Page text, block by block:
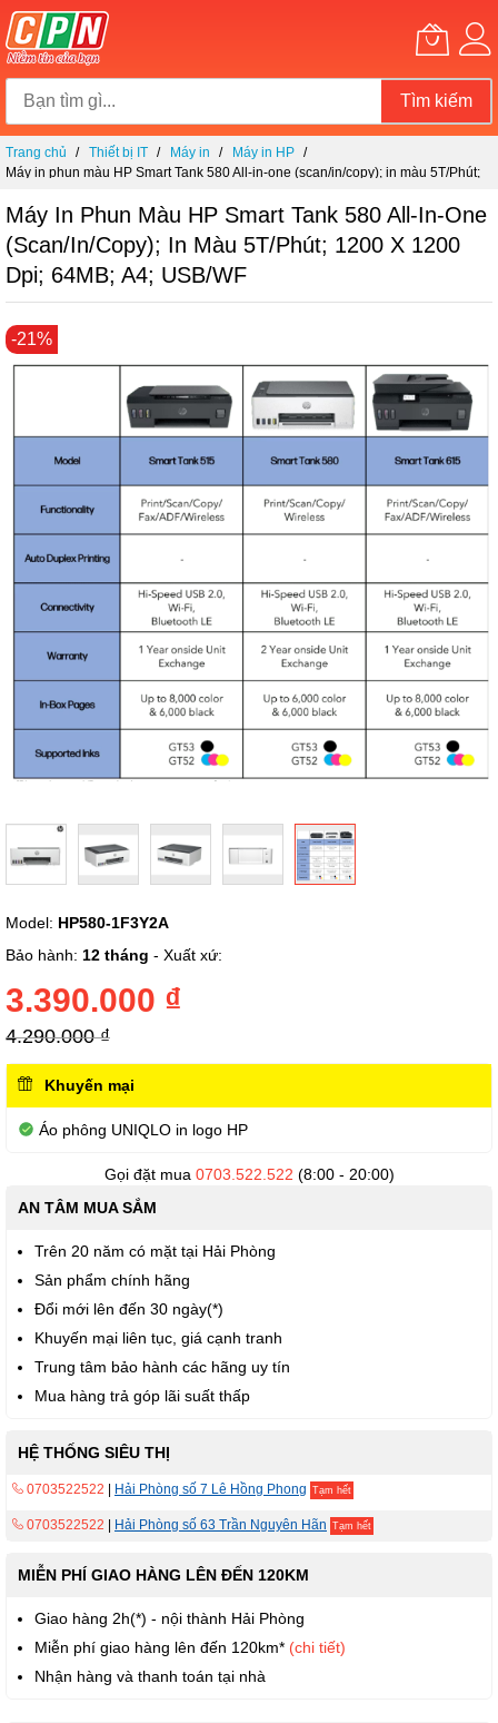
Tìm kiếm
Chuyển
đến
dung
Trang chủ Thiết bị IT Máy in
Máy in HP
Máy in phun màu HP Smart Tank 580 All-in-one (scan/in/copy); in màu 5T/Phút;
Máy In Phun Màu HP Smart Tank 580 All-In-One
(scan/in/copy); In Màu 5T/Phút; 1200 X 1200
Dpi; 64MB; A4; USB/WF
Chuyển
đến
thư
hình
đến
phần
của
thư
viện
ảnh
-21%
Model: HP580-1F3Y2A
Bảo hành: 12 tháng - Xuất xứ:
3.390.000 ₫
4.290.000 ₫
Khuyến mại
Áo phông UNIQLO in logo HP
Gọi đặt mua 0703.522.522 (8:00 - 20:00)
AN TÂM MUA SẮM
Trên 20 năm có mặt tại Hải Phòng
Sản phẩm chính hãng
Đổi mới lên đến 30 ngày(*)
Khuyến mại liên tục, giá cạnh tranh
Trung tâm bảo hành các hãng uy tín
Mua hàng trả góp lãi suất thấp
HỆ THỐNG SIÊU THỊ
0703522522 Hải Phòng số 7 Lê Hồng Phong Tạm hết
0703522522 Hải Phòng số 63 Trần Nguyên Hãn Tạm hết
MIỄN PHÍ GIAO HÀNG LÊN ĐẾN 120KM
Giao hàng 2h(*) - nội thành Hải Phòng
Miễn phí giao hàng lên đến 120km* (chi tiết)
Nhận hàng và thanh toán tại nhà